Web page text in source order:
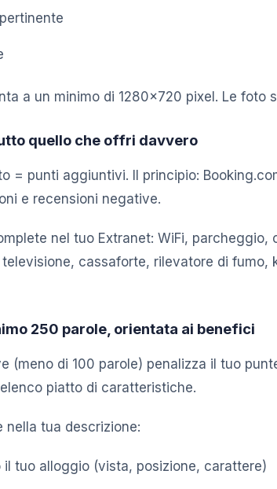
a un minimo di 1280×720 pixel. Le
quello che offri davvero
= punti aggiuntivi. Il principio:
e recensioni negative.
nel tuo Extranet: WiFi,
cassaforte, rilevatore di
250 parole, orientata ai benefici
(meno di 100 parole) penalizza il tuo
piatto di caratteristiche.
nella tua descrizione:
il tuo alloggio (vista, posizione, carattere)